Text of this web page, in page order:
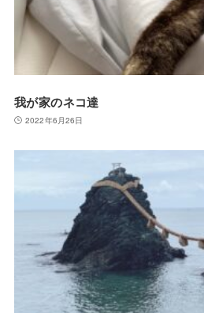
我が家のネコ達
2022年6月26日